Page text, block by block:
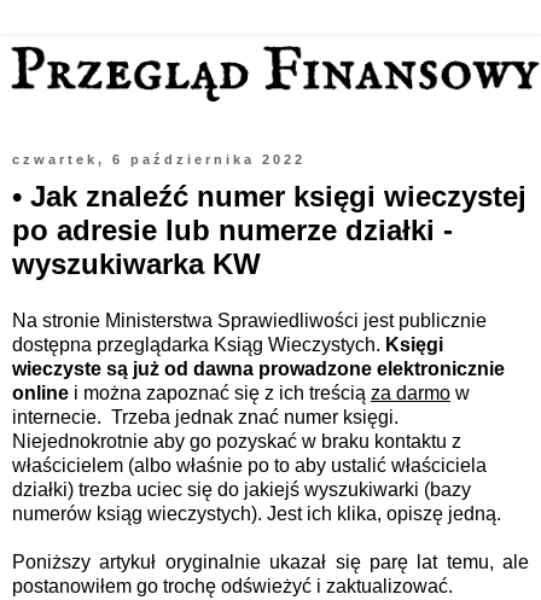
czwartek, 6 października 2022
• Jak znaleźć numer księgi wieczystej
po adresie lub numerze działki -
wyszukiwarka KW
Na stronie Ministerstwa Sprawiedliwości jest publicznie
dostępna przeglądarka Ksiąg Wieczystych. Księgi
wieczyste są już od dawna prowadzone elektronicznie
online i można zapoznać się z ich treścią za darmo w
internecie. Trzeba jednak znać numer księgi.
Niejednokrotnie aby go pozyskać w braku kontaktu z
właścicielem (albo właśnie po to aby ustalić właściciela
działki) trezba uciec się do jakiejś wyszukiwarki (bazy
numerów ksiąg wieczystych). Jest ich klika, opiszę jedną.
Poniższy artykuł oryginalnie ukazał się parę lat temu, ale
postanowiłem go trochę odświeżyć i zaktualizować.